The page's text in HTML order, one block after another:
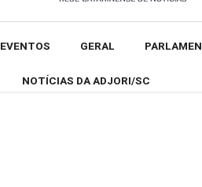
EVENTOS GERAL
NOTÍCIAS DA ADJORI/SC